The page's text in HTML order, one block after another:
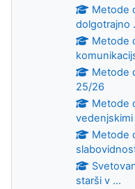
Metode
dolgotrajno
Metode
Metode
25/26
Metode
vedenjskimi
Metode
starši v ...